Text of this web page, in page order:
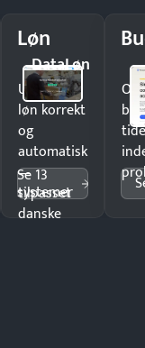
Løn
DataLøn
Udbetal
løn korrekt
og
automatisk
—
tilpasset
danske
Se 13
systemer